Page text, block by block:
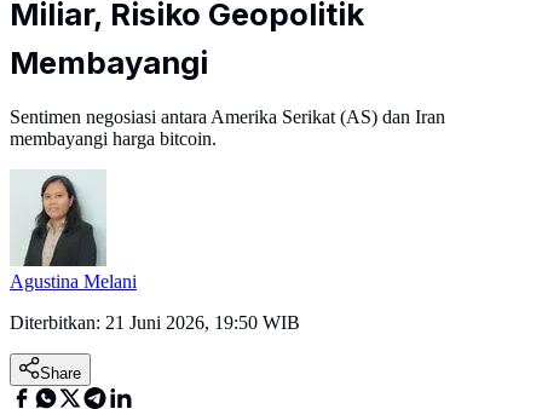
Miliar, Risiko Geopolitik
Membayangi
Sentimen negosiasi antara Amerika Serikat (AS) dan Iran
membayangi harga bitcoin.
Agustina Melani
Diterbitkan: 21 Juni 2026, 19:50 WIB
Share